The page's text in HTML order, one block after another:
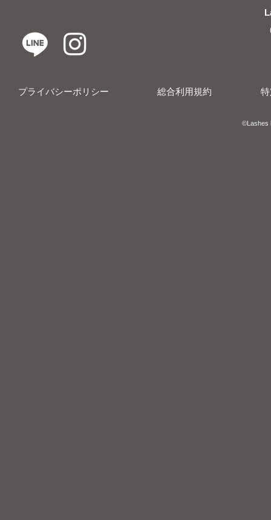
プライバシーポリシー 総合利用規約
​​©︎Lashes